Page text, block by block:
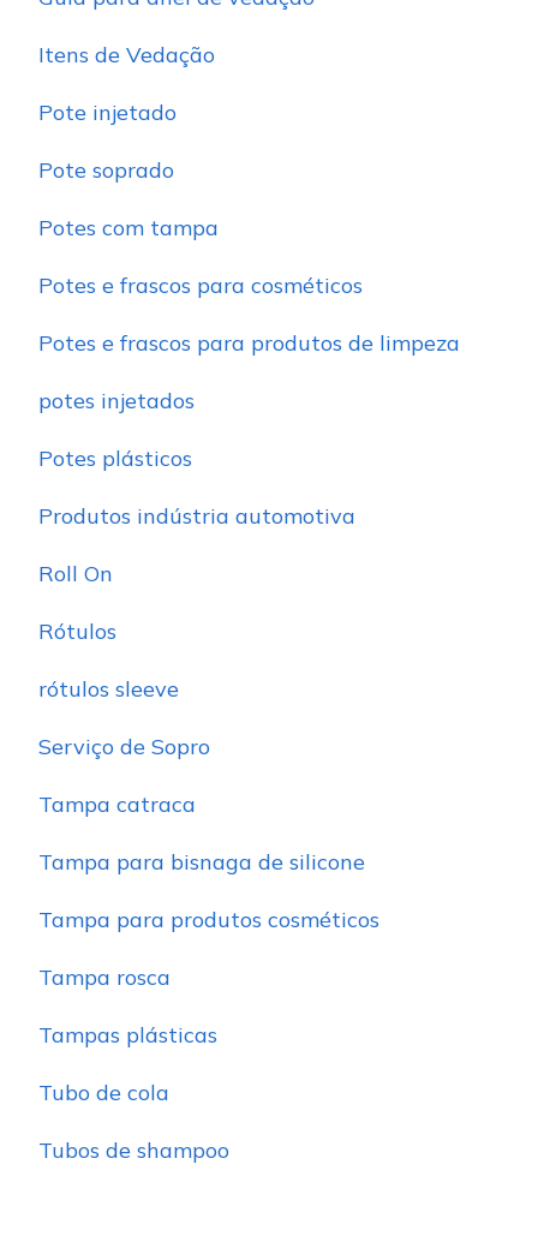
Itens de Vedação
Pote injetado
Pote soprado
Potes com tampa
Potes e frascos para cosméticos
Potes e frascos para produtos de limpeza
potes injetados
Potes plásticos
Produtos indústria automotiva
Roll On
Rótulos
rótulos sleeve
Serviço de Sopro
Tampa catraca
Tampa para bisnaga de silicone
Tampa para produtos cosméticos
Tampa rosca
Tampas plásticas
Tubo de cola
Tubos de shampoo